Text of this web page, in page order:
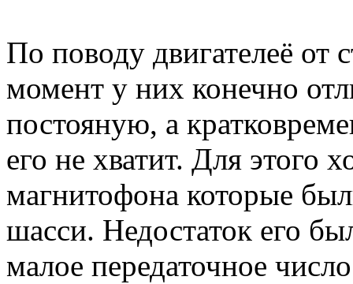
По поводу двигателеё от
момент у них конечно
постояную, а
его не хватит. Для этого
магнитофона которые
шасси. Недостаток его
малое передаточное